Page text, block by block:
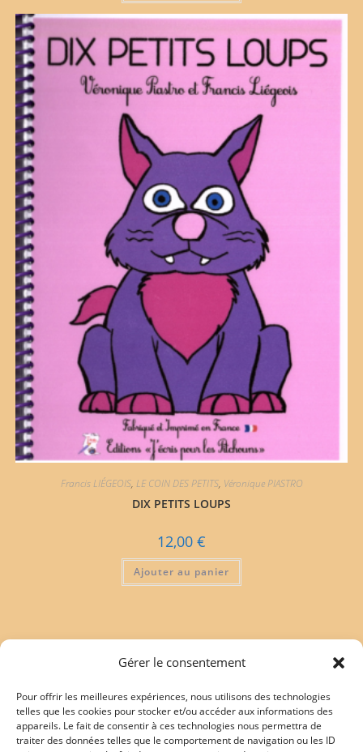
Gérer le consentement
Pour offrir les meilleures expériences, nous utilisons des technologies
telles que les cookies pour stocker et/ou accéder aux informations des
appareils. Le fait de consentir à ces technologies nous permettra de
traiter des données telles que le comportement de navigation ou les ID
Francis LIÉGEOIS, LE COIN DES PETITS, Véronique PIASTRO
DIX PETITS LOUPS
12,00 €
Ajouter au panier
Mentions légales